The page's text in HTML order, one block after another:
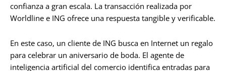
confianza a gran escala. La transacción realizada por
Worldline e ING ofrece una respuesta tangible y verificable.
En este caso, un cliente de ING busca en Internet un regalo
para celebrar un aniversario de boda. El agente de
inteligencia artificial del comercio identifica entradas para